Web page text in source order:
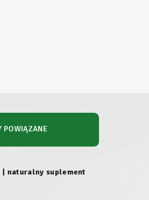
POWIĄZANE
| naturalny suplement